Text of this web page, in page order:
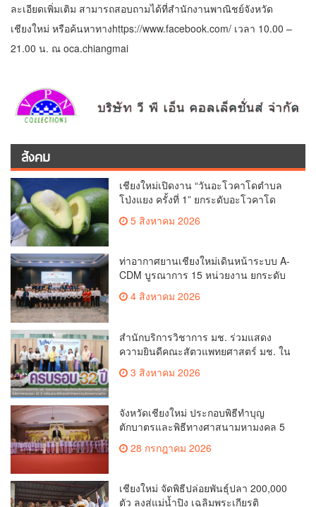
ละเอียดเพิ่มเติม สามารถสอบถามได้ที่สำนักงานพาณิชย์จังหวัด
เชียงใหม่ หรือค้นหาทางhttps://www.facebook.com/ เวลา 10.00 –
21.00 น. ณ oca.chiangmai
สังคม
เชียงใหม่เปิดงาน “วันอะโวคาโดตำบล
โป่งแยง ครั้งที่ 1” ยกระดับอะโวคาโด
คุณภาพ สู่ผลไม้เศรษฐกิจและแหล่งท่อง
เที่ยวเชิงเกษตร
5 สิงหาคม 2026
ท่าอากาศยานเชียงใหม่เดินหน้าระบบ A-
CDM บูรณาการ 15 หน่วยงาน ยกระดับ
การบริหารเที่ยวบินและบริการผู้โดยสาร
4 สิงหาคม 2026
สำนักบริการวิชาการ มช. ร่วมแสดง
ความยินดีคณะสัตวแพทยศาสตร์ มช. ใน
ผ้าป่าสมทบทุนโรงพยาบาลช้าง
3 สิงหาคม 2026
จังหวัดเชียงใหม่ ประกอบพิธีทำบุญ
ตักบาตรและพิธีทางศาสนามหามงคล 5
โอกาสวันเฉลิมพระชนมพรรษา พระบาท
28 กรกฎาคม 2026
เชียงใหม่ จัดพิธีปล่อยพันธุ์ปลา 200,000
ตัว ลงสู่แม่น้ำปิง เฉลิมพระเกียรติ